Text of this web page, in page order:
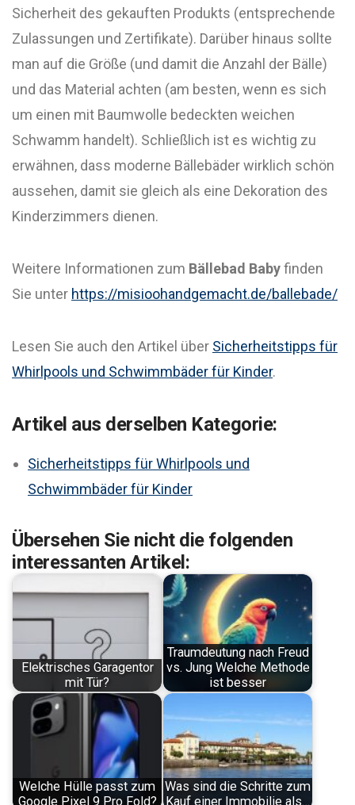
Sicherheit des gekauften Produkts (entsprechende
Zulassungen und Zertifikate). Darüber hinaus sollte
man auf die Größe (und damit die Anzahl der Bälle)
und das Material achten (am besten, wenn es sich
um einen mit Baumwolle bedeckten weichen
Schwamm handelt). Schließlich ist es wichtig zu
erwähnen, dass moderne Bällebäder wirklich schön
aussehen, damit sie gleich als eine Dekoration des
Kinderzimmers dienen.
Weitere Informationen zum Bällebad Babyfinden
Sie unter https://misioohandgemacht.de/ballebade/
Lesen Sie auch den Artikel über Sicherheitstipps für
Whirlpools und Schwimmbäder für Kinder.
Artikel aus derselben Kategorie:
Sicherheitstipps für Whirlpools und
Schwimmbäder für Kinder
Übersehen Sie nicht die folgenden
interessanten Artikel:
Elektrisches Garagentor
mit Tür?
Traumdeutung nach Freud
vs. Jung Welche Methode
ist besser
Welche Hülle passt zum
Google Pixel 9 Pro Fold?
Was sind die Schritte zum
Kauf einer Immobilie als…